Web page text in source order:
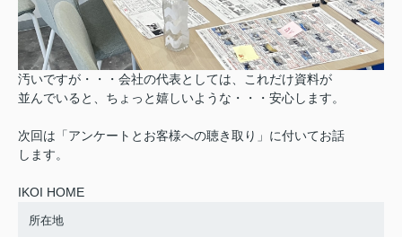
汚いですが・・・会社の代表としては、これだけ資料が
並んでいると、ちょっと嬉しいような・・・安心します。
次回は「アンケートとお客様への聴き取り」に付いてお話
します。
IKOI HOME
所在地